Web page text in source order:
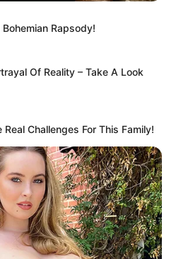
Rapsody!
Of Reality – Take A Look
Challenges For This Family!